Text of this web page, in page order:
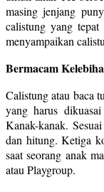
masing jenjang
calistung yang
menyampaikan
Bermacam
Calistung atau baca
yang harus
Kanak-kanak.
dan hitung. Ketiga
saat seorang anak
atau Playgroup.